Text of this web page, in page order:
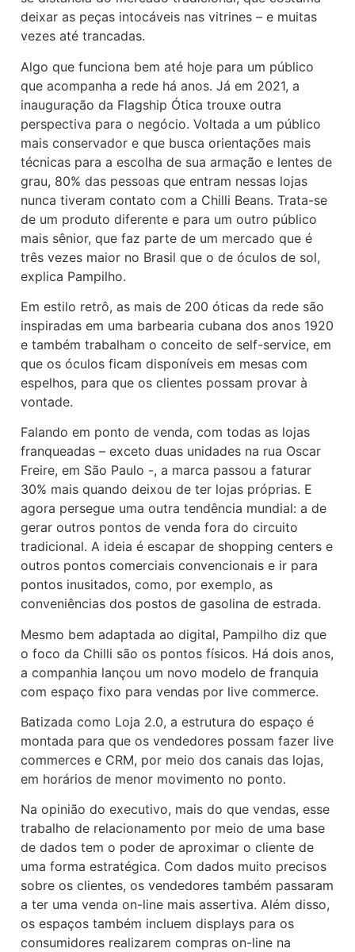
deixar as peças intocáveis nas vitrines – e muitas
vezes até trancadas.
Algo que funciona bem até hoje para um público
que acompanha a rede há anos. Já em 2021, a
inauguração da Flagship Ótica trouxe outra
perspectiva para o negócio. Voltada a um público
mais conservador e que busca orientações mais
técnicas para a escolha de sua armação e lentes de
grau, 80% das pessoas que entram nessas lojas
nunca tiveram contato com a Chilli Beans. Trata-se
de um produto diferente e para um outro público
mais sênior, que faz parte de um mercado que é
três vezes maior no Brasil que o de óculos de sol,
explica Pampilho.
Em estilo retrô, as mais de 200 óticas da rede são
inspiradas em uma barbearia cubana dos anos 1920
e também trabalham o conceito de self-service, em
que os óculos ficam disponíveis em mesas com
espelhos, para que os clientes possam provar à
vontade.
Falando em ponto de venda, com todas as lojas
franqueadas – exceto duas unidades na rua Oscar
Freire, em São Paulo -, a marca passou a faturar
30% mais quando deixou de ter lojas próprias. E
agora persegue uma outra tendência mundial: a de
gerar outros pontos de venda fora do circuito
tradicional. A ideia é escapar de shopping centers e
outros pontos comerciais convencionais e ir para
pontos inusitados, como, por exemplo, as
conveniências dos postos de gasolina de estrada.
Mesmo bem adaptada ao digital, Pampilho diz que
o foco da Chilli são os pontos físicos. Há dois anos,
a companhia lançou um novo modelo de franquia
com espaço fixo para vendas por live commerce.
Batizada como Loja 2.0, a estrutura do espaço é
montada para que os vendedores possam fazer live
commerces e CRM, por meio dos canais das lojas,
em horários de menor movimento no ponto.
Na opinião do executivo, mais do que vendas, esse
trabalho de relacionamento por meio de uma base
de dados tem o poder de aproximar o cliente de
uma forma estratégica. Com dados muito precisos
sobre os clientes, os vendedores também passaram
a ter uma venda on-line mais assertiva. Além disso,
os espaços também incluem displays para os
consumidores realizarem compras on-line na